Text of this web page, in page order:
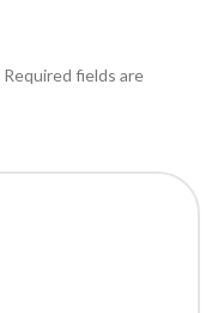
Required fields are